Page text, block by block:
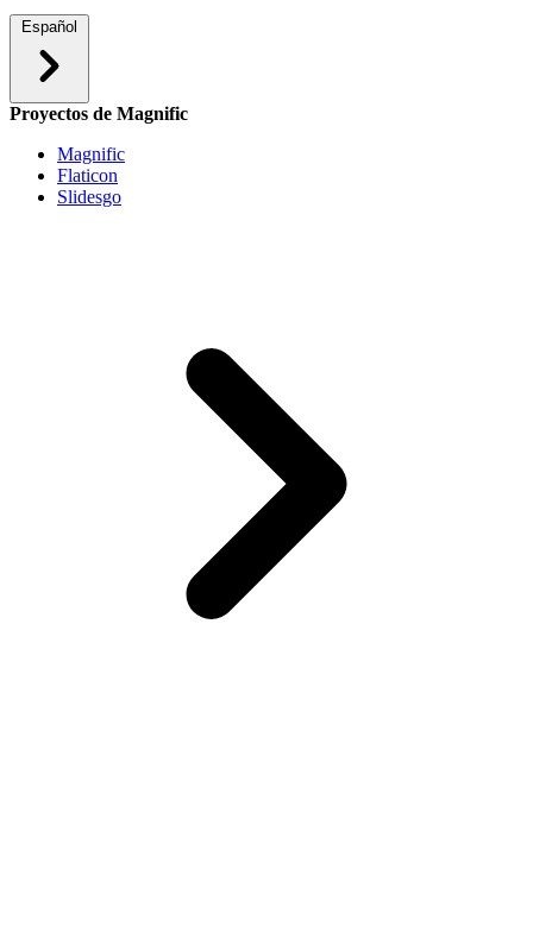
Español
Proyectos de Magnific
Magnific
Flaticon
Slidesgo